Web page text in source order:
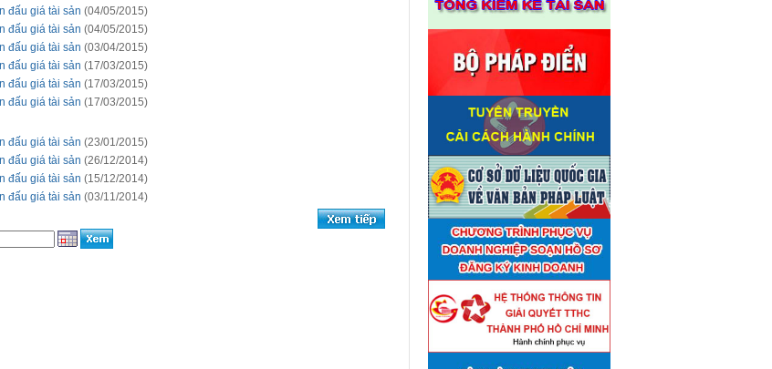
đấu giá tài sản (04/05/2015)
đấu giá tài sản (04/05/2015)
đấu giá tài sản (03/04/2015)
đấu giá tài sản (17/03/2015)
đấu giá tài sản (17/03/2015)
đấu giá tài sản (17/03/2015)
đấu giá tài sản (23/01/2015)
đấu giá tài sản (26/12/2014)
đấu giá tài sản (15/12/2014)
đấu giá tài sản (03/11/2014)